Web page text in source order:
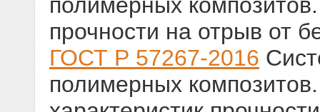
прочности на отрыв от
ГОСТ Р 57267-2016
полимерных